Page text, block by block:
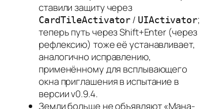
ставили защиту через
CardTileActivator / UIActivator;
теперь путь через Shift+Enter (через
рефлексию) тоже её устанавливает,
аналогично исправлению,
применённому для всплывающего
окна приглашения в испытание в
версии v0.9.4.
Земли больше не объявляют «Мана-